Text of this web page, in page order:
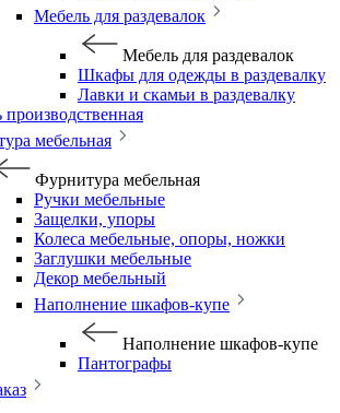
Мебель для раздевалок
Мебель для раздевалок
Шкафы для одежды в раздевалку
Лавки и скамьи в раздевалку
мебельная
Фурнитура мебельная
Ручки мебельные
Защелки, упоры
Колеса мебельные, опоры, ножки
Заглушки мебельные
Декор мебельный
Наполнение шкафов-купе
Наполнение шкафов-купе
Пантографы